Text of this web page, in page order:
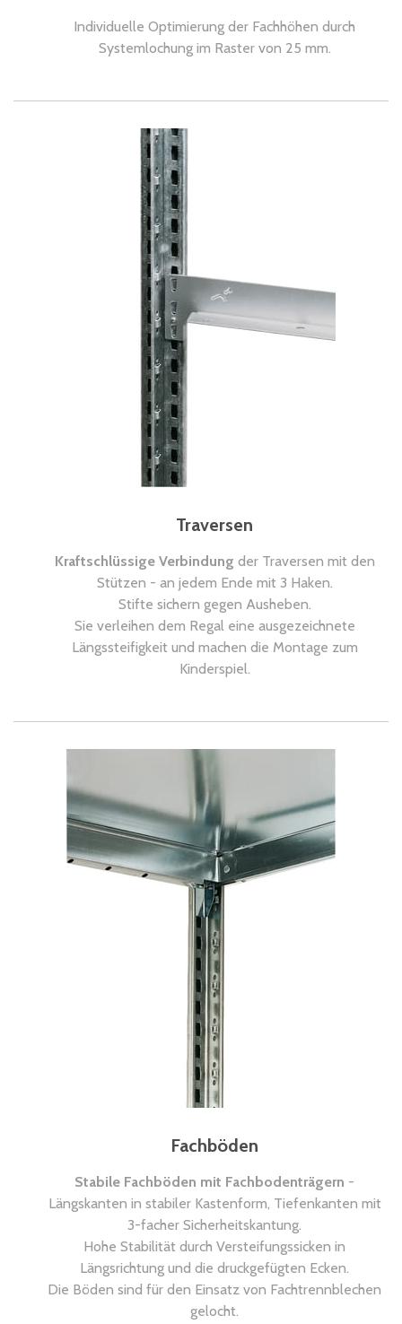
Individuelle Optimierung der Fachhöhen durch
Systemlochung im Raster von 25 mm.
Traversen
Kraftschlüssige Verbindung der Traversen mit den
Stützen - an jedem Ende mit 3 Haken.
Stifte sichern gegen Ausheben.
Sie verleihen dem Regal eine ausgezeichnete
Längssteifigkeit und machen die Montage zum
Kinderspiel.
Fachböden
Stabile Fachböden mit Fachbodenträgern -
Längskanten in stabiler Kastenform, Tiefenkanten mit
3-facher Sicherheitskantung.
Hohe Stabilität durch Versteifungssicken in
Längsrichtung und die druckgefügten Ecken.
Die Böden sind für den Einsatz von Fachtrennblechen
gelocht.